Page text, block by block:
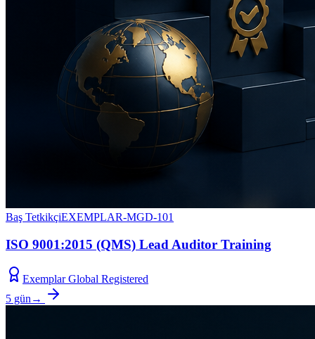
Baş TetkikçiEXEMPLAR-MGD-101
ISO 9001:2015 (QMS) Lead Auditor Training
Exemplar Global Registered
5 gün →